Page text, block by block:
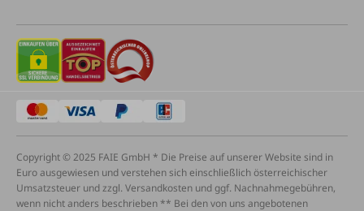
Copyright © 2025 FAIE GmbH * Die Preise auf unserer Website sind in
Euro ausgewiesen und verstehen sich einschließlich österreichischer
Umsatzsteuer und zzgl. Versandkosten und ggf. Nachnahmegebühren,
wenn nicht anders beschrieben ** Bei den von uns angebotenen